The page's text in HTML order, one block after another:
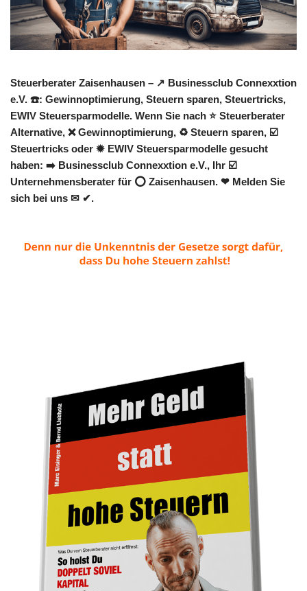
Steuerberater Zaisenhausen – ↗️ Businessclub Connexxtion
e.V. ☎️: Gewinnoptimierung, Steuern sparen, Steuertricks,
EWIV Steuersparmodelle. Wenn Sie nach ⭐ Steuerberater
Alternative, ❌ Gewinnoptimierung, ♻ Steuern sparen, ☑️
Steuertricks oder ✹ EWIV Steuersparmodelle gesucht
haben: ➡️ Businessclub Connexxtion e.V., Ihr ☑️
Unternehmensberater für ⭕ Zaisenhausen. ❤ Melden Sie
sich bei uns ✉ ✔.